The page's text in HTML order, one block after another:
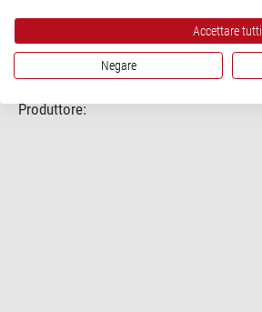
SICUREZZA DEL PRODOTTO
Produttore:
Accettare tutti
Negare